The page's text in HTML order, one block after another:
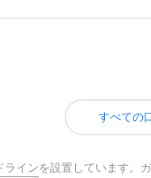
すべての
ラインを設置しています。